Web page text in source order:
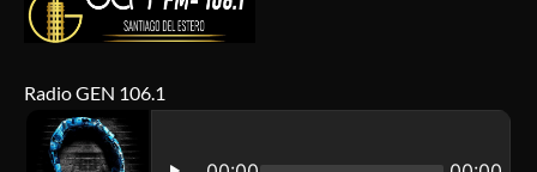
Radio GEN 106.1